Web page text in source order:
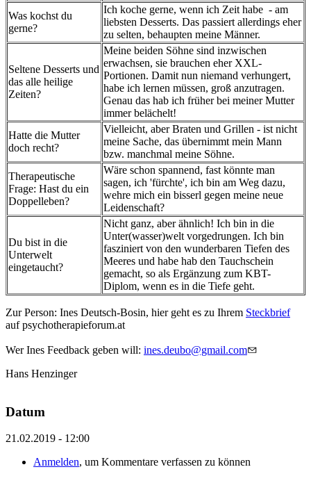
Was kochst du
gerne?
Ich koche gerne, wenn ich Zeit habe - am
liebsten Desserts. Das passiert allerdings eher
zu selten, behaupten meine Männer.
Seltene Desserts und
das alle heilige
Zeiten?
Meine beiden Söhne sind inzwischen
erwachsen, sie brauchen eher XXL-
Portionen. Damit nun niemand verhungert,
habe ich lernen müssen, groß anzutragen.
Genau das hab ich früher bei meiner Mutter
immer belächelt!
Hatte die Mutter
doch recht?
Vielleicht, aber Braten und Grillen - ist nicht
meine Sache, das übernimmt mein Mann
bzw. manchmal meine Söhne.
Therapeutische
Frage: Hast du ein
Doppelleben?
Wäre schon spannend, fast könnte man
sagen, ich 'fürchte', ich bin am Weg dazu,
wehre mich ein bisserl gegen meine neue
Leidenschaft?
Du bist in die
Unterwelt
eingetaucht?
Nicht ganz, aber ähnlich! Ich bin in die
Unter(wasser)welt vorgedrungen. Ich bin
fasziniert von den wunderbaren Tiefen des
Meeres und habe hab den Tauchschein
gemacht, so als Ergänzung zum KBT-
Diplom, wenn es in die Tiefe geht.
Zur Person: Ines Deutsch-Bosin, hier geht es zu Ihrem Steckbrief
auf psychotherapieforum.at
Wer Ines Feedback geben will: ines.deubo@gmail.com
Hans Henzinger
Datum
21.02.2019 - 12:00
Anmelden, um Kommentare verfassen zu können